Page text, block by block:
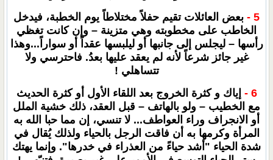
5 -
بعض العائلات تقيم حفلاً مختلاطاً يوم الخطبة، فيدخل
الخاطب على مخطوبته وهي متزينة – وإن كانت تغظي
رأسها – ليجلس إلى جانبها أو ليلبسها عقداً أو سواراً...وهذا
غير جائز شرعاً لأنه لم يعقد عليها بعدُ. فاحترسي ولا
تتساهلي !
6 -
إياك و كثرة الخروج بعد اللقاء الأول أو كثرة الحديث
مع الخطيب – ولو بالهاتف – قبل العقد، ذلك خشية الملل
أو الانجراف وراء العواطف... لا تنسي، إن مما حبا الله به
المرأة وكرمها به أن فاقت الرجل بالحياء ولذلك يُقال في
شدة الحياء "أشد حياءً من العذراء في خدرها". وإنما يهتك